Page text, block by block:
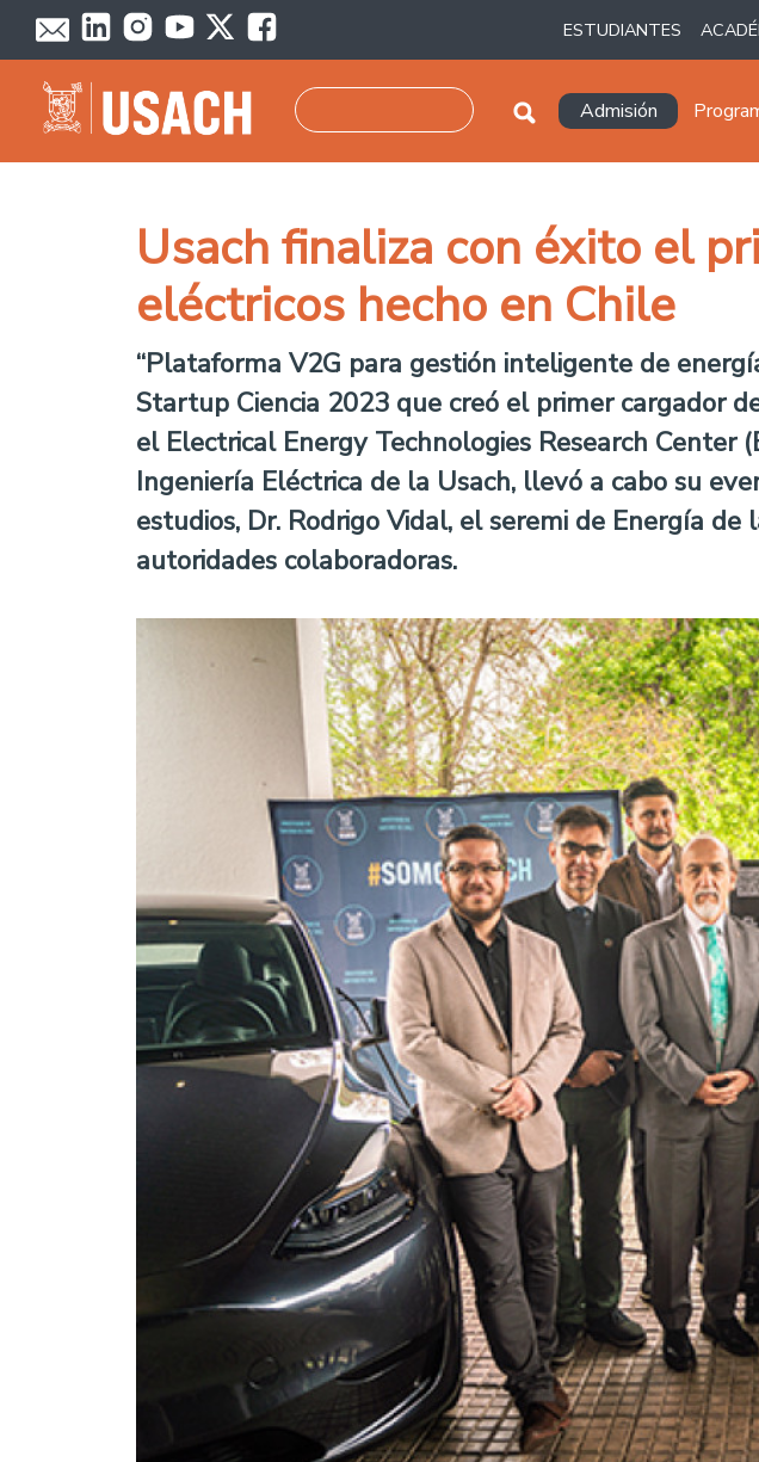
Pasar al contenido principal
ESTUDIANTES
Navegación
Admisión
Usach finaliza con éxito el
eléctricos hecho en Chile
“Plataforma V2G para gestión inteligente de
Startup Ciencia 2023 que creó el primer cargador
el Electrical Energy Technologies Research
Ingeniería Eléctrica de la Usach, llevó a cabo su
estudios, Dr. Rodrigo Vidal, el seremi de Energía
autoridades colaboradoras.